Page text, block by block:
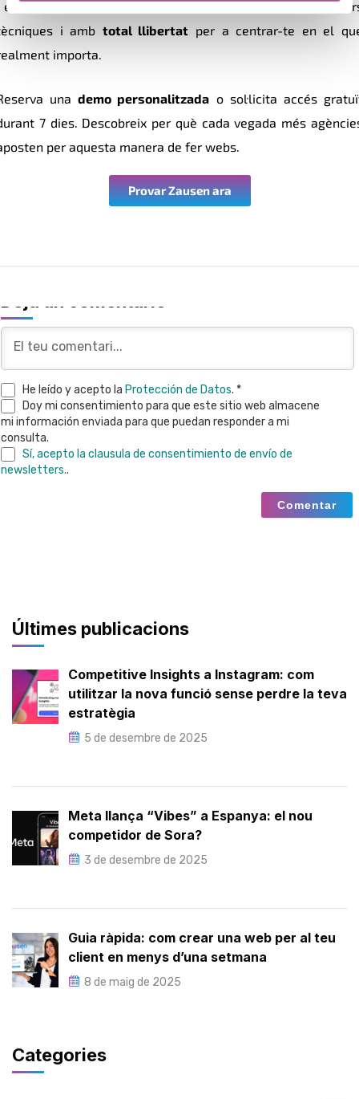
el millor:sense dependre de desenvolupadors, sense
i amb total llibertat per a centrar-te en el
importa.
unademo personalitzada o sol·licita accés
7 dies. Descobreix per què cada vegada més
per aquesta manera de fer webs.
Provar Zausen ara
Deja un comentario
He leído y acepto la Protección de Datos. *
Doy mi consentimiento para que este sitio web almacene
mi información enviada para que puedan responder a mi
consulta.
Sí, acepto la clausula de consentimiento de envío de
newsletters..
Últimes publicacions
Competitive Insights a Instagram: com
utilitzar la nova funció sense perdre la teva
estratègia
5 de desembre de 2025
Meta llança “Vibes” a Espanya: el nou
competidor de Sora?
3 de desembre de 2025
Guia ràpida: com crear una web per al teu
client en menys d’una setmana
8 de maig de 2025
Categories